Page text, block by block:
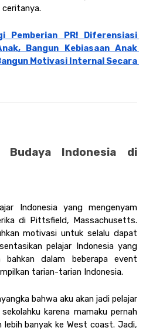
ceritanya.
Pemberian PR! Diferensiasi
Bangun Kebiasaan Anak
Motivasi Internal Secara
Budaya Indonesia di
Indonesia yang mengenyam
di Pittsfield, Massachusetts.
motivasi untuk selalu dapat
pelajar Indonesia yang
dalam beberapa event
tarian-tarian Indonesia.
bahwa aku akan jadi pelajar
karena mamaku pernah
lebih banyak ke West coast. Jadi,